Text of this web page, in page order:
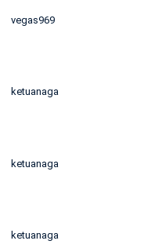
vegas969
ketuanaga
ketuanaga
ketuanaga